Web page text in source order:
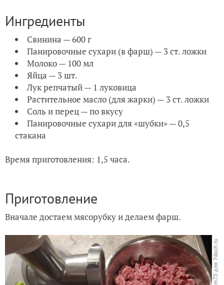
Ингредиенты
Свинина — 600 г
Панировочные сухари (в фарш) — 3 ст. ложки
Молоко — 100 мл
Яйца — 3 шт.
Лук репчатый — 1 луковица
Растительное масло (для жарки) — 3 ст. ложки
Соль и перец — по вкусу
Панировочные сухари для «шубки» — 0,5
стакана
Время приготовления: 1,5 часа.
Приготовление
Вначале достаем мясорубку и делаем фарш.